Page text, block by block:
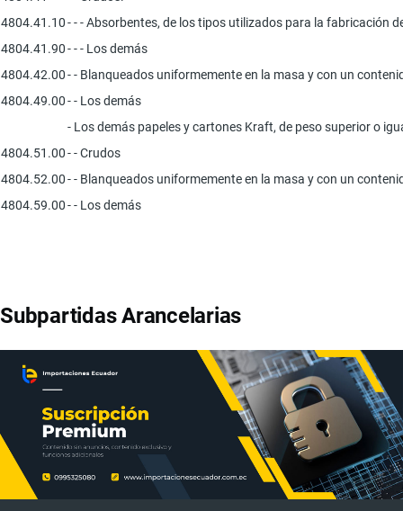
4804.41.10- - - Absorbentes, de los tipos utilizados para la fabricación
4804.41.90- - - Los demás
4804.42.00- - Blanqueados uniformemente en la masa y con un
4804.49.00- - Los demás
- Los demás papeles y cartones Kraft, de peso superior o
4804.51.00- - Crudos
4804.52.00- - Blanqueados uniformemente en la masa y con un
4804.59.00- - Los demás
Subpartidas Arancelarias